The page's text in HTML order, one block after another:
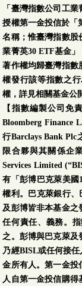
「臺灣指數公司工
授權第一金投信於「
名稱；惟臺灣指數股
業菁英30 ETF基金
著作權均歸臺灣指數
權發行該等指數之
權，詳見相關基金公
【指數編製公司免
Bloomberg Finance
行Barclays Bank Plc
限合夥與其關係企
Services Limited
有「彭博巴克萊美國
權利。巴克萊銀行
及彭博皆非本基金之
任何責任、義務。
之。彭博與巴克萊及
乃經BISL或任何接
金所有人。第一金投
人自第一金投信購